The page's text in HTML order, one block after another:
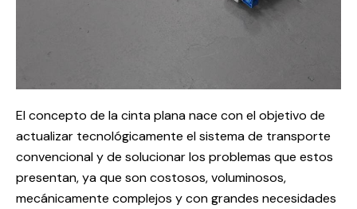
El concepto de la cinta plana nace con el objetivo de
actualizar tecnológicamente el sistema de transporte
convencional y de solucionar los problemas que estos
presentan, ya que son costosos, voluminosos,
mecánicamente complejos y con grandes necesidades